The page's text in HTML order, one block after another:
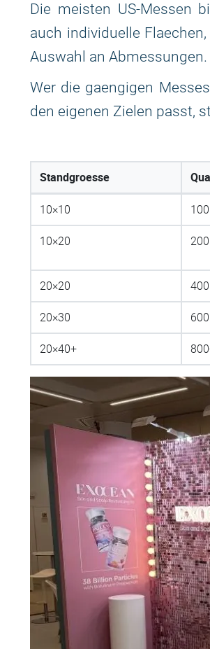
Die meisten US-Messen
auch individuelle
Auswahl an Abmessungen.
Wer die gaengigen
den eigenen Zielen passt,
Standgroesse
10×10 100
10×20 200
20×20 400
20×30 600
20×40+